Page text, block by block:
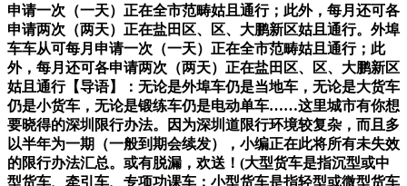
申请一次（一天）正在全市范畴姑且通行；此外，每月还可各
申请两次（两天）正在盐田区、区、大鹏新区姑且通行。外埠
车车从可每月申请一次（一天）正在全市范畴姑且通行；此
外，每月还可各申请两次（两天）正在盐田区、区、大鹏新区
姑且通行【导语】：无论是外埠车仍是当地车，无论是大货车
仍是小货车，无论是锻练车仍是电动单车……这里城市有你想
要晓得的深圳限行办法。因为深圳道限行环境较复杂，而且多
以半年为一期（一般到期会续发），小编正在此将所有未失效
的限行办法汇总。或有脱漏，欢送！(大型货车是指沉型或中
型货车、牵引车、专项功课车；小型货车是指轻型或微型货车